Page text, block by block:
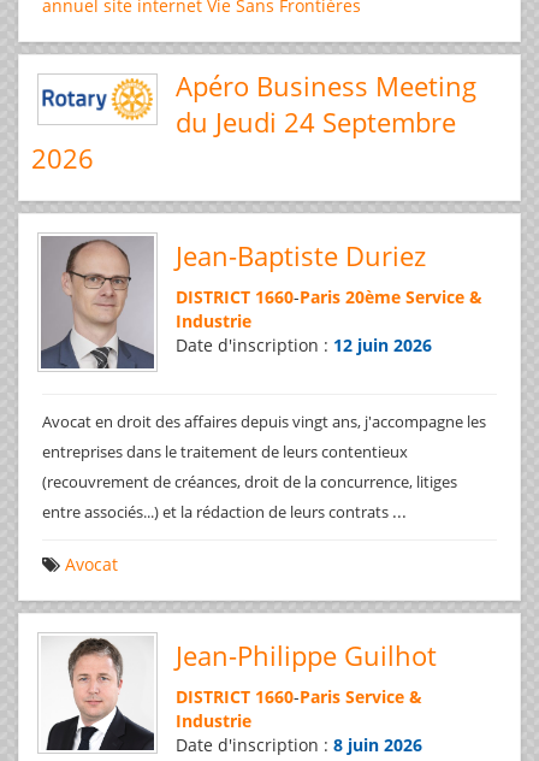
annuel site internet Vie Sans Frontières
Apéro Business Meeting
du Jeudi 24 Septembre
2026
Jean-Baptiste Duriez
DISTRICT 1660-Paris 20ème Service &
Industrie
Date d'inscription : 12 juin 2026
Avocat en droit des affaires depuis vingt ans, j'accompagne les
entreprises dans le traitement de leurs contentieux
(recouvrement de créances, droit de la concurrence, litiges
entre associés...) et la rédaction de leurs contrats ...
Avocat
Jean-Philippe Guilhot
DISTRICT 1660-Paris Service &
Industrie
Date d'inscription : 8 juin 2026